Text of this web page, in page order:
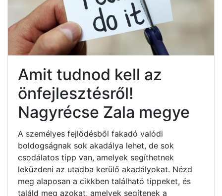
Amit tudnod kell az
önfejlesztésről!
Nagyrécse Zala megye
A személyes fejlődésből fakadó valódi
boldogságnak sok akadálya lehet, de sok
csodálatos tipp van, amelyek segíthetnek
leküzdeni az utadba kerülő akadályokat. Nézd
meg alaposan a cikkben található tippeket, és
találd meg azokat, amelyek segítenek a